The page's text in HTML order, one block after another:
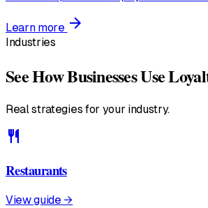
Learn more arrow_forward
Industries
See How Businesses Use
Real strategies for your industry.
restaurant
Restaurants
View guide →